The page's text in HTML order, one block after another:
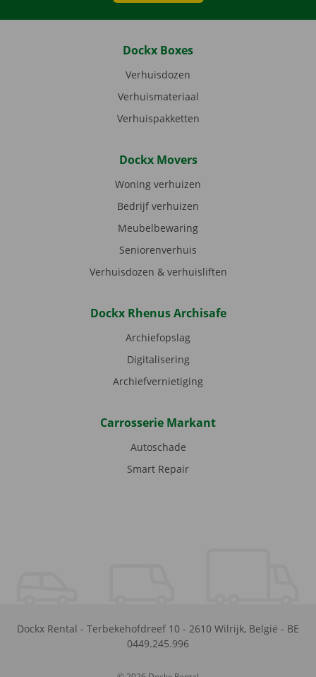
Dockx Boxes
Verhuisdozen
Verhuismateriaal
Verhuispakketten
Dockx Movers
Woning verhuizen
Bedrijf verhuizen
Meubelbewaring
Seniorenverhuis
Verhuisdozen & verhuisliften
Dockx Rhenus Archisafe
Archiefopslag
Digitalisering
Archiefvernietiging
Carrosserie Markant
Autoschade
Smart Repair
Dockx Rental - Terbekehofdreef 10 - 2610 Wilrijk, België - BE
0449.245.996